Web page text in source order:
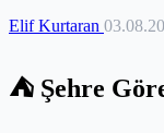
önünde davetsiz bir
bırakmadan, en
rehberde adım adım
Elif Kurtaran
⛺ Şehre